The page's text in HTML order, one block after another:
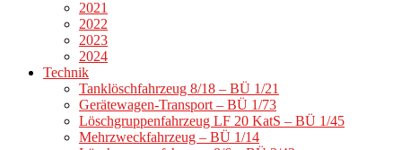
2021
2022
2023
2024
Technik
Tanklöschfahrzeug 8/18 – BÜ 1/21
Gerätewagen-Transport – BÜ 1/73
Löschgruppenfahrzeug LF 20 KatS – BÜ 1/45
Mehrzweckfahrzeug – BÜ 1/14